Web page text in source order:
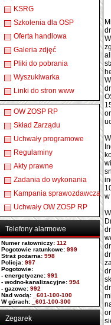
KSRG
Szkolenia dla OSP
Oferta handlowa
Galeria zdjęć
Pliki do pobrania
Wyszukiwarka
Linki do stron www
OW ZOSP RP
Skład Zarządu
Uchwały programowe
Regulaminy
Akty prawne
Zadania do wykonania
Kampania sprawozdawcza
Uchwały OW ZOSP RP
Telefony alarmowe
Numer ratowniczy: 112
Pogotowie ratunkowe: 999
Straż pożarna: 998
Policja: 997
Pogotowie:
- energetyczne: 991
- wodno-kanalizacyjne: 994
- gazowe: 992
Nad wodą: _601-100-100
W górach: _601-100-300
Zegarek